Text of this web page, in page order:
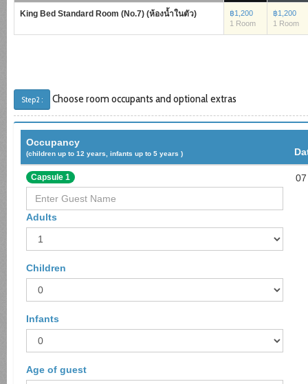
King Bed Standard Room (No.7) (ห้องน้ำในตัว)
฿1,200
1 Room
฿1,200
1 Room
Step2 : Choose room occupants and optional extras
Occupancy
(children up to 12 years, infants up to 5 years )
Capsule 1
Adults
Children
Infants
Age of guest